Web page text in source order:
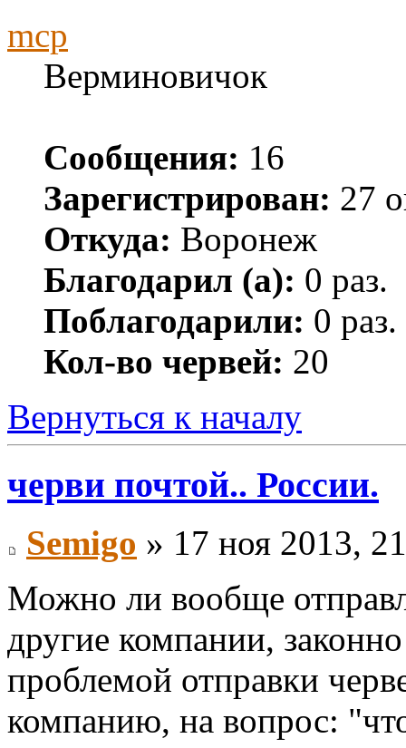
mcp
Верминовичок
Сообщения: 16
Зарегистрирован: 27
Откуда: Воронеж
Благодарил (а): 0 раз.
Поблагодарили: 0 раз.
Кол-во червей: 20
Вернуться к началу
черви почтой.. России.
Semigo » 17 ноя 2013,
Можно ли вообще
другие компании,
проблемой отправки
компанию, на вопрос: